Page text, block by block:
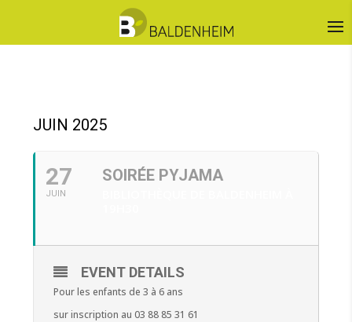
JUIN 2025
27
JUIN
SOIRÉE PYJAMA
EVENT DETAILS
Pour les enfants de 3 à 6 ans
sur inscription au 03 88 85 31 61